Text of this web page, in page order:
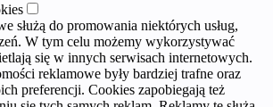
służą do promowania niektórych usług,
W tym celu możemy wykorzystywać
się w innych serwisach internetowych.
reklamowe były bardziej trafne oraz
preferencji. Cookies zapobiegają też